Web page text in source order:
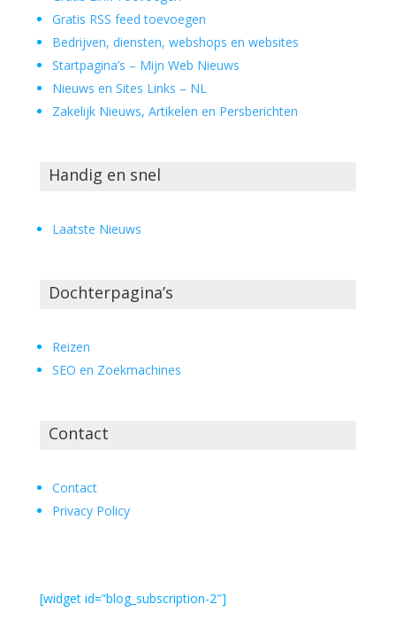
Gratis RSS feed toevoegen
Bedrijven, diensten, webshops en websites
Startpagina’s – Mijn Web Nieuws
Nieuws en Sites Links – NL
Zakelijk Nieuws, Artikelen en Persberichten
Handig en snel
Laatste Nieuws
Dochterpagina’s
Reizen
SEO en Zoekmachines
Contact
Contact
Privacy Policy
[widget id=”blog_subscription-2″]